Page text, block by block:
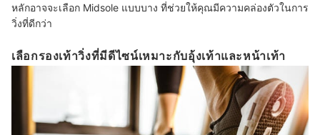
หลักอาจจะเลือก Midsole แบบบาง ที่ช่วยให้คุณมีความคล่องตัวในการ
วิ่งที่ดีกว่า
เลือกรองเท้าวิ่งที่มีดีไซน์เหมาะกับอุ้งเท้าและหน้าเท้า